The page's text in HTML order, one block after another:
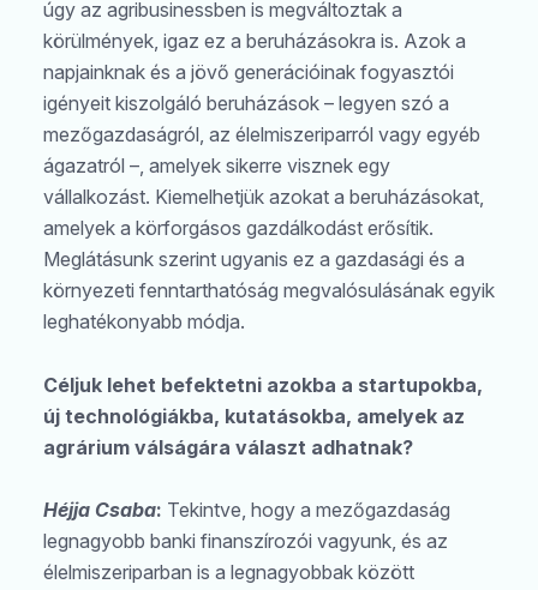
úgy az agribusinessben is megváltoztak a
körülmények, igaz ez a beruházásokra is. Azok a
napjainknak és a jövő generációinak fogyasztói
igényeit kiszolgáló beruházások – legyen szó a
mezőgazdaságról, az élelmiszeriparról vagy egyéb
ágazatról –, amelyek sikerre visznek egy
vállalkozást. Kiemelhetjük azokat a beruházásokat,
amelyek a körforgásos gazdálkodást erősítik.
Meglátásunk szerint ugyanis ez a gazdasági és a
környezeti fenntarthatóság megvalósulásának egyik
leghatékonyabb módja.
Céljuk lehet befektetni azokba a startupokba,
új technológiákba, kutatásokba, amelyek az
agrárium válságára választ adhatnak?
Héjja Csaba: Tekintve, hogy a mezőgazdaság
legnagyobb banki finanszírozói vagyunk, és az
élelmiszeriparban is a legnagyobbak között